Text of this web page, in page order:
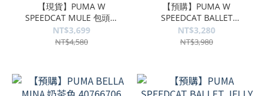
【現貨】PUMA W
SPEEDCAT MULE 包頭拖
鞋 黑色 40961804
NT$3,699
NT$4,580
【預購】PUMA W
SPEEDCAT BALLET
ETOILE 黑色 40768102
NT$3,280
NT$3,980